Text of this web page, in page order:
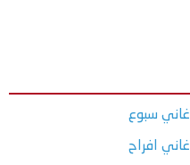
اغاني سبوع
اغاني افراح